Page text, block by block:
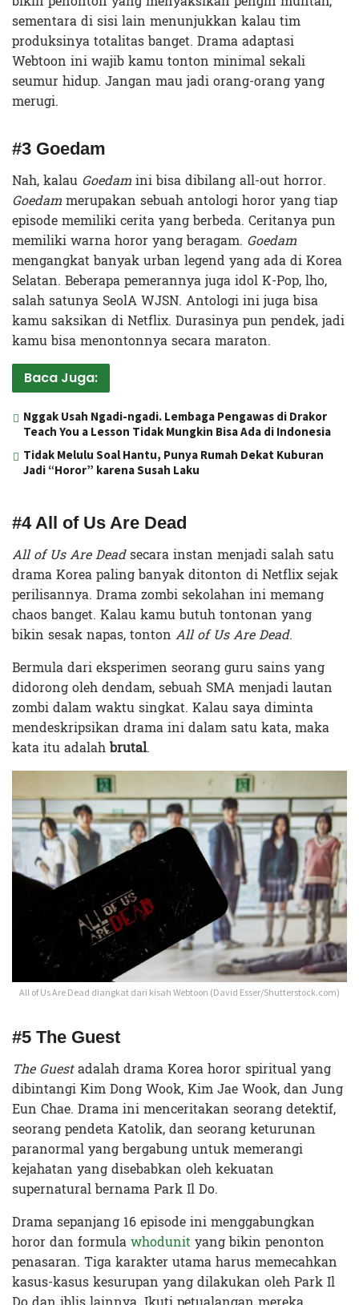
sementara di sisi lain menunjukkan kalau tim
produksinya totalitas banget. Drama adaptasi
Webtoon ini wajib kamu tonton minimal sekali
seumur hidup. Jangan mau jadi orang-orang yang
merugi.
#3 Goedam
Nah, kalau Goedamini bisa dibilangall-out horror.
Goedammerupakan sebuah antologi horor yang tiap
episode memiliki cerita yang berbeda. Ceritanya pun
memiliki warna horor yang beragam. Goedam
mengangkat banyakurban legend yang ada di Korea
Selatan. Beberapa pemerannya juga idol K-Pop, lho,
salah satunya SeolA WJSN. Antologi ini juga bisa
kamu saksikan di Netflix. Durasinya pun pendek, jadi
kamu bisa menontonnya secara maraton.
Baca Juga:
Nggak Usah Ngadi-ngadi. Lembaga Pengawas di Drakor
Teach You a Lesson Tidak Mungkin Bisa Ada di Indonesia
Tidak Melulu Soal Hantu, Punya Rumah Dekat Kuburan
Jadi “Horor” karena Susah Laku
#4 All of Us Are Dead
All of Us Are Deadsecara instan menjadi salah satu
drama Korea paling banyak ditonton di Netflix sejak
perilisannya. Drama zombi sekolahan ini memang
chaosbanget. Kalau kamu butuh tontonan yang
bikin sesak napas, tonton All of Us Are Dead.
Bermula dari eksperimen seorang guru sains yang
didorong oleh dendam, sebuah SMA menjadi lautan
zombi dalam waktu singkat. Kalau saya diminta
mendeskripsikan drama ini dalam satu kata, maka
kata itu adalahbrutal.
All of Us Are Dead diangkat dari kisah Webtoon (David Esser/Shutterstock.com)
#5 The Guest
The Guestadalah drama Korea horor spiritual yang
dibintangi Kim Dong Wook, Kim Jae Wook, dan Jung
Eun Chae. Drama ini menceritakan seorang detektif,
seorang pendeta Katolik, dan seorang keturunan
paranormal yang bergabung untuk memerangi
kejahatan yang disebabkan oleh kekuatan
supernatural bernama Park Il Do.
Drama sepanjang 16 episode ini menggabungkan
horor dan formulawhodunityang bikin penonton
penasaran. Tiga karakter utama harus memecahkan
kasus-kasus kesurupan yang dilakukan oleh Park Il